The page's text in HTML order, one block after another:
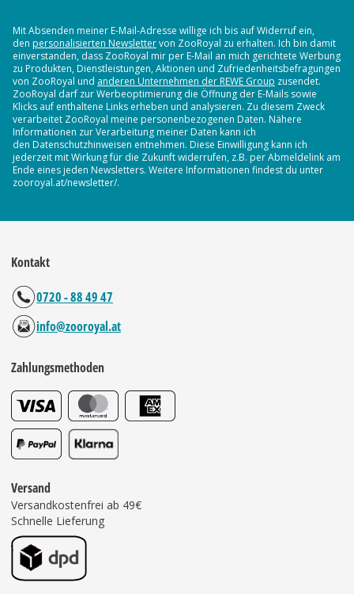
Mit Absenden meiner E-Mail-Adresse willige ich bis auf Widerruf ein,
den personalisierten Newslettervon ZooRoyal zu erhalten. Ich bin damit
einverstanden, dass ZooRoyal mir per E-Mail an mich gerichtete Werbung
zu Produkten, Dienstleistungen, Aktionen und Zufriedenheitsbefragungen
von ZooRoyal und anderen Unternehmen der REWE Group zusendet.
ZooRoyal darf zur Werbeoptimierung die Öffnung der E-Mails sowie
Klicks auf enthaltene Links erheben und analysieren. Zu diesem Zweck
verarbeitet ZooRoyal meine personenbezogenen Daten. Nähere
Informationen zur Verarbeitung meiner Daten kann ich
den Datenschutzhinweisen entnehmen. Diese Einwilligung kann ich
jederzeit mit Wirkung für die Zukunft widerrufen, z.B. per Abmeldelink am
Ende eines jeden Newsletters. Weitere Informationen findest du unter
zooroyal.at/newsletter/.
Kontakt
0720 - 88 49 47
info@zooroyal.at
Zahlungsmethoden
Versand
Versandkostenfrei ab 49€
Schnelle Lieferung